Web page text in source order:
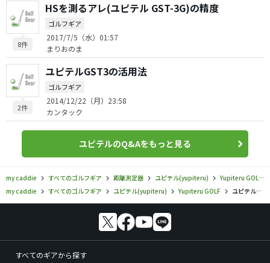
8件
HSを測るアレ(ユピテル GST-3G)の精度
ゴルフギア
2017/7/5（水）01:57
まりおのま
2件
ユピテルGST3の活用法
ゴルフギア
2014/12/22（月）23:58
カンタック
ユピテルのQ&Aをもっと見る
my caddie すべてのゴルフギア 距離測定器 ユピテル(yupiteru)
Yupiteru GOLF
my caddie
すべてのゴルフギア ユピテル(yupiteru) Yupiteru GOLF ユピテル／Yupiteru GOLF／YGN6200の口コミ評価
すべてのギアから探す